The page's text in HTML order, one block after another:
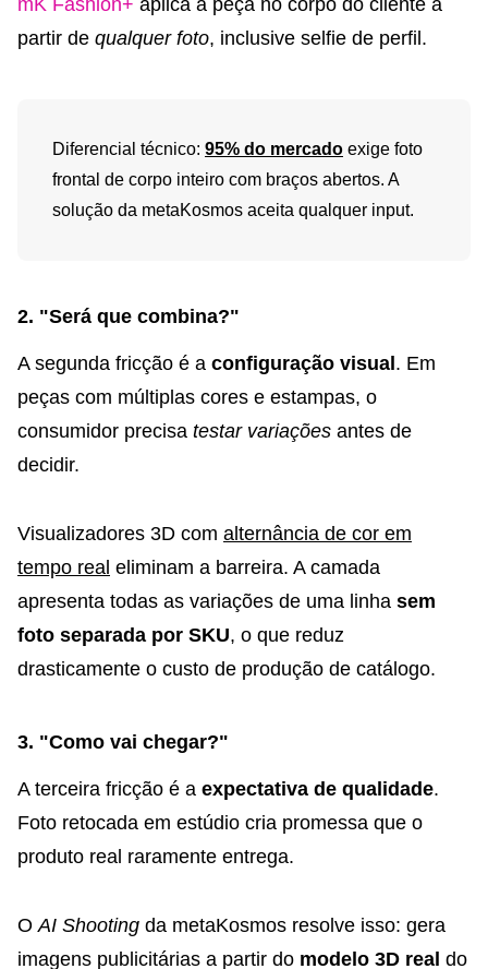
partir de qualquer foto, inclusive selfie de perfil.
Diferencial técnico: 95% do mercado exige foto
frontal de corpo inteiro com braços abertos. A
solução da metaKosmos aceita qualquer input.
2. "Será que combina?"
A segunda fricção é a configuração visual. Em
peças com múltiplas cores e estampas, o
consumidor precisa testar variações antes de
decidir.
Visualizadores 3D com alternância de cor em
tempo real eliminam a barreira. A camada
apresenta todas as variações de uma linha sem
foto separada por SKU, o que reduz
drasticamente o custo de produção de catálogo.
3. "Como vai chegar?"
A terceira fricção é a expectativa de qualidade.
Foto retocada em estúdio cria promessa que o
produto real raramente entrega.
O AI Shooting da metaKosmos resolve isso: gera
imagens publicitárias a partir do modelo 3D real do